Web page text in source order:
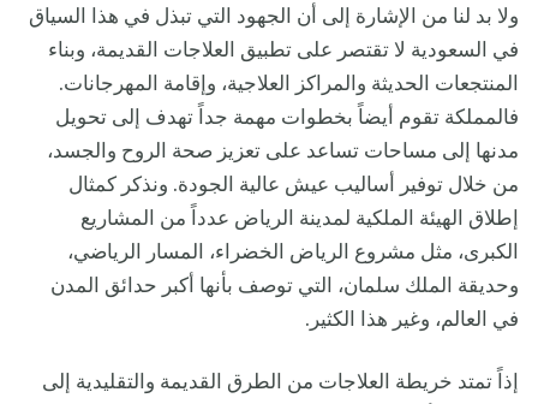
ولا بد لنا من الإشارة إلى أن الجهود التي تبذل في هذا السياق
في السعودية لا تقتصر على تطبيق العلاجات القديمة، وبناء
المنتجعات الحديثة والمراكز العلاجية، وإقامة المهرجانات.
فالمملكة تقوم أيضاً بخطوات مهمة جداً تهدف إلى تحويل
مدنها إلى مساحات تساعد على تعزيز صحة الروح والجسد،
من خلال توفير أساليب عيش عالية الجودة. ونذكر كمثال
إطلاق الهيئة الملكية لمدينة الرياض عدداً من المشاريع
الكبرى، مثل مشروع الرياض الخضراء، المسار الرياضي،
وحديقة الملك سلمان، التي توصف بأنها أكبر حدائق المدن
في العالم، وغير هذا الكثير.
إذاً تمتد خريطة العلاجات من الطرق القديمة والتقليدية إلى